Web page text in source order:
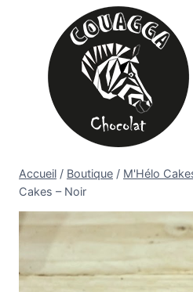
Accueil / Boutique / M'Hélo
Cakes – Noir